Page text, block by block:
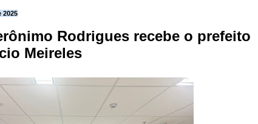
2025
Rodrigues recebe o prefeito
Meireles